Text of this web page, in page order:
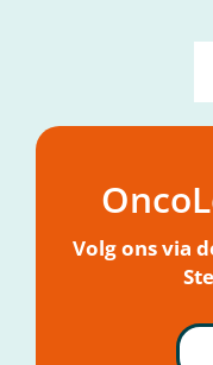
Over OncoLokaal
Mijn hulpvraag
Volg ons via